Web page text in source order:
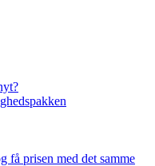
få prisen med det samme